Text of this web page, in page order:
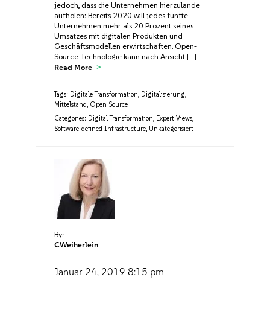
jedoch, dass die Unternehmen hierzulande
aufholen: Bereits 2020 will jedes fünfte
Unternehmen mehr als 20 Prozent seines
Umsatzes mit digitalen Produkten und
Geschäftsmodellen erwirtschaften. Open-
Source-Technologie kann nach Ansicht […]
Read More
Tags: Digitale Transformation, Digitalisierung,
Mittelstand, Open Source
Categories: Digital Transformation, Expert Views,
Software-defined Infrastructure, Unkategorisiert
By:
CWeiherlein
Januar 24, 2019 8:15 pm